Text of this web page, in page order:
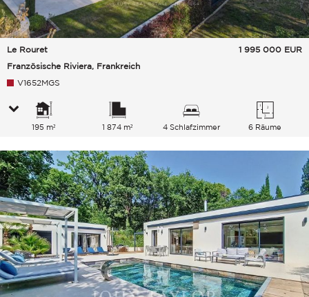
Le Rouret
Französische Riviera, Frankreich
1 995 000 EUR
V1652MGS
195 m² 1 874 m² 4 Schlafzimmer 6 Räume